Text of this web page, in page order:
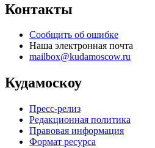
Контакты
Сообщить об ошибке
Наша электронная почта
mailbox@kudamoscow.ru
Кудамоскоу
Пресс-релиз
Редакционная политика
Правовая информация
Формат ресурса